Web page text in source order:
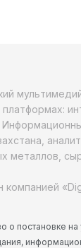
платформах:
металлов,
компанией
о постановке